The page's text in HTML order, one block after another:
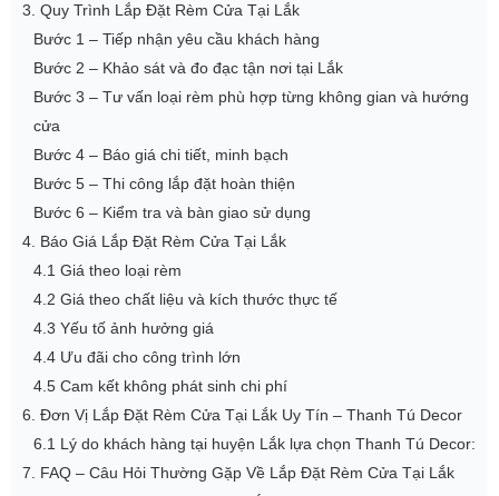
3. Quy Trình Lắp Đặt Rèm Cửa Tại Lắk
Bước 1 – Tiếp nhận yêu cầu khách hàng
Bước 2 – Khảo sát và đo đạc tận nơi tại Lắk
Bước 3 – Tư vấn loại rèm phù hợp từng không gian và hướng
cửa
Bước 4 – Báo giá chi tiết, minh bạch
Bước 5 – Thi công lắp đặt hoàn thiện
Bước 6 – Kiểm tra và bàn giao sử dụng
4. Báo Giá Lắp Đặt Rèm Cửa Tại Lắk
4.1 Giá theo loại rèm
4.2 Giá theo chất liệu và kích thước thực tế
4.3 Yếu tố ảnh hưởng giá
4.4 Ưu đãi cho công trình lớn
4.5 Cam kết không phát sinh chi phí
6. Đơn Vị Lắp Đặt Rèm Cửa Tại Lắk Uy Tín – Thanh Tú Decor
6.1 Lý do khách hàng tại huyện Lắk lựa chọn Thanh Tú Decor:
7. FAQ – Câu Hỏi Thường Gặp Về Lắp Đặt Rèm Cửa Tại Lắk